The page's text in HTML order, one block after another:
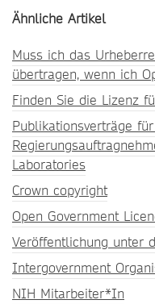
Ähnliche Artikel
Muss ich das
übertragen, wenn ich
Finden Sie die Lizenz
Publikationsverträge
Laboratories
Crown copyright
Open Government
Veröffentlichung unter
Intergovernment
NIH Mitarbeiter*In